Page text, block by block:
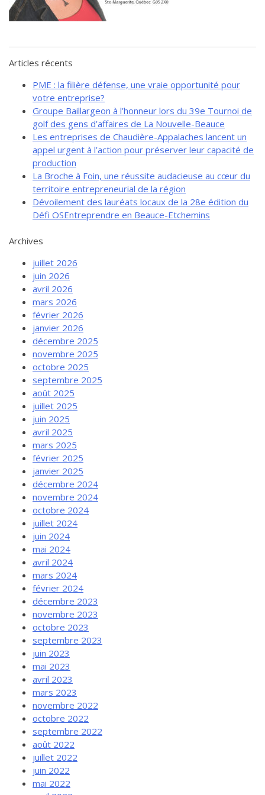
de solidarité
Toile entrepreneuriale Nouvelle-
Documentation
Articles récents
PME : la filière défense, une vraie opportunité pour
votre entreprise?
Groupe Baillargeon à l’honneur lors du 39e Tournoi de
golf des gens d’affaires de La Nouvelle-Beauce
Les entreprises de Chaudière-Appalaches lancent un
appel urgent à l’action pour préserver leur capacité de
production
La Broche à Foin, une réussite audacieuse au cœur du
territoire entrepreneurial de la région
Dévoilement des lauréats locaux de la 28e édition du
Défi OSEntreprendre en Beauce-Etchemins
Archives
juillet 2026
juin 2026
avril 2026
mars 2026
février 2026
janvier 2026
décembre 2025
novembre 2025
octobre 2025
septembre 2025
août 2025
juillet 2025
juin 2025
avril 2025
mars 2025
février 2025
janvier 2025
décembre 2024
novembre 2024
octobre 2024
juillet 2024
juin 2024
mai 2024
avril 2024
mars 2024
février 2024
décembre 2023
novembre 2023
octobre 2023
septembre 2023
juin 2023
mai 2023
avril 2023
mars 2023
novembre 2022
octobre 2022
septembre 2022
août 2022
juillet 2022
juin 2022
mai 2022